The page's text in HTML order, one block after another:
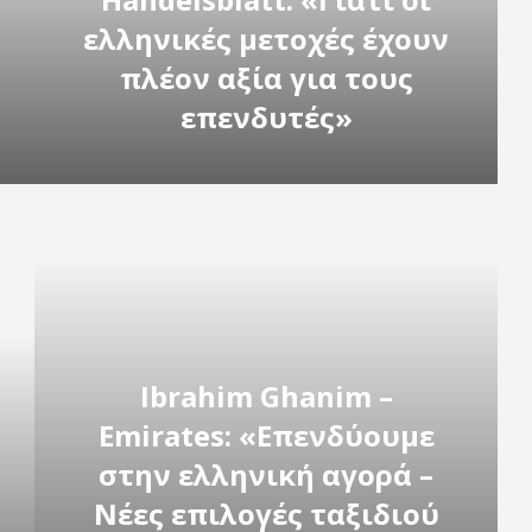
ελληνικές μετοχές έχουν
πλέον αξία για τους
επενδυτές»
Ibrahim Ghanim –
Emirates: «Επενδύουμε
στην ελληνική αγορά –
Νέες επιλογές ταξιδιού